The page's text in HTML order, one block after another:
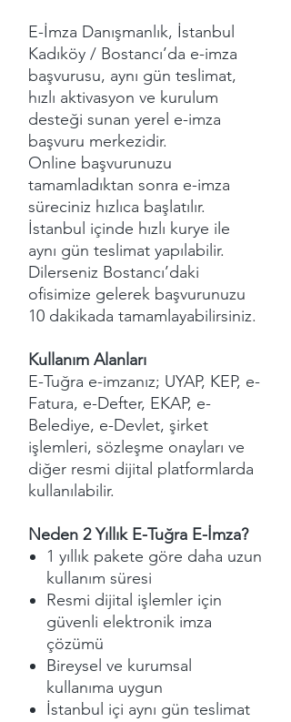
E-İmza Danışmanlık, İstanbul
Kadıköy / Bostancı’da e-imza
başvurusu, aynı gün teslimat,
hızlı aktivasyon ve kurulum
desteği sunan yerel e-imza
başvuru merkezidir.
Online başvurunuzu
tamamladıktan sonra e-imza
süreciniz hızlıca başlatılır.
İstanbul içinde hızlı kurye ile
aynı gün teslimat yapılabilir.
Dilerseniz Bostancı’daki
ofisimize gelerek başvurunuzu
10 dakikada tamamlayabilirsiniz.
Kullanım Alanları
E-Tuğra e-imzanız; UYAP, KEP, e-
Fatura, e-Defter, EKAP, e-
Belediye, e-Devlet, şirket
işlemleri, sözleşme onayları ve
diğer resmi dijital platformlarda
kullanılabilir.
Neden 2 Yıllık E-Tuğra E-İmza?
1 yıllık pakete göre daha uzun
kullanım süresi
Resmi dijital işlemler için
güvenli elektronik imza
çözümü
Bireysel ve kurumsal
kullanıma uygun
İstanbul içi aynı gün teslimat